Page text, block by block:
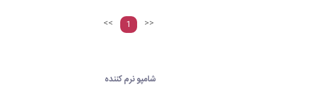
<< 1 >>
شامپو نرم کننده